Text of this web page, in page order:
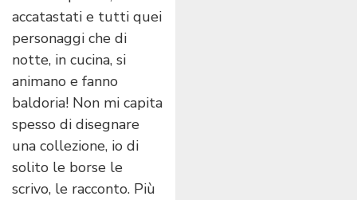
accatastati e tutti quei
personaggi che di
notte, in cucina, si
animano e fanno
baldoria! Non mi capita
spesso di disegnare
una collezione, io di
solito le borse le
scrivo, le racconto. Più